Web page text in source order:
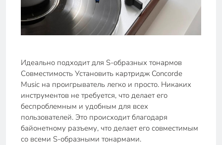
Идеально подходит для S-образных тонармов
Совместимость Установить картридж Concorde
Music на проигрыватель легко и просто. Никаких
инструментов не требуется, что делает его
беспроблемным и удобным для всех
пользователей. Это происходит благодаря
байонетному разъему, что делает его совместимым
со всеми S-образными тонармами.